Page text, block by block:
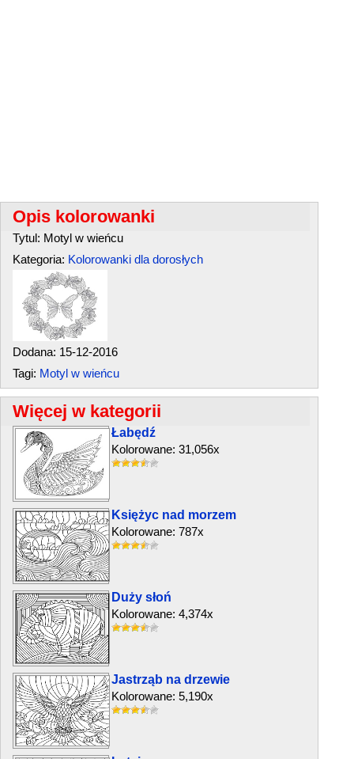
Opis kolorowanki
Tytul: Motyl w wieńcu
Kategoria: Kolorowanki dla dorosłych
Dodana: 15-12-2016
Tagi: Motyl w wieńcu
Więcej w kategorii
Łabędź
Kolorowane: 31,056x
Księżyc nad morzem
Kolorowane: 787x
Duży słoń
Kolorowane: 4,374x
Jastrząb na drzewie
Kolorowane: 5,190x